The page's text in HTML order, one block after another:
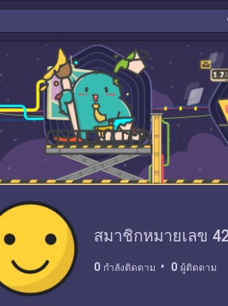
สมาชิกหมายเลข
0 กำลังติดตาม 0 ผู้ติดตาม